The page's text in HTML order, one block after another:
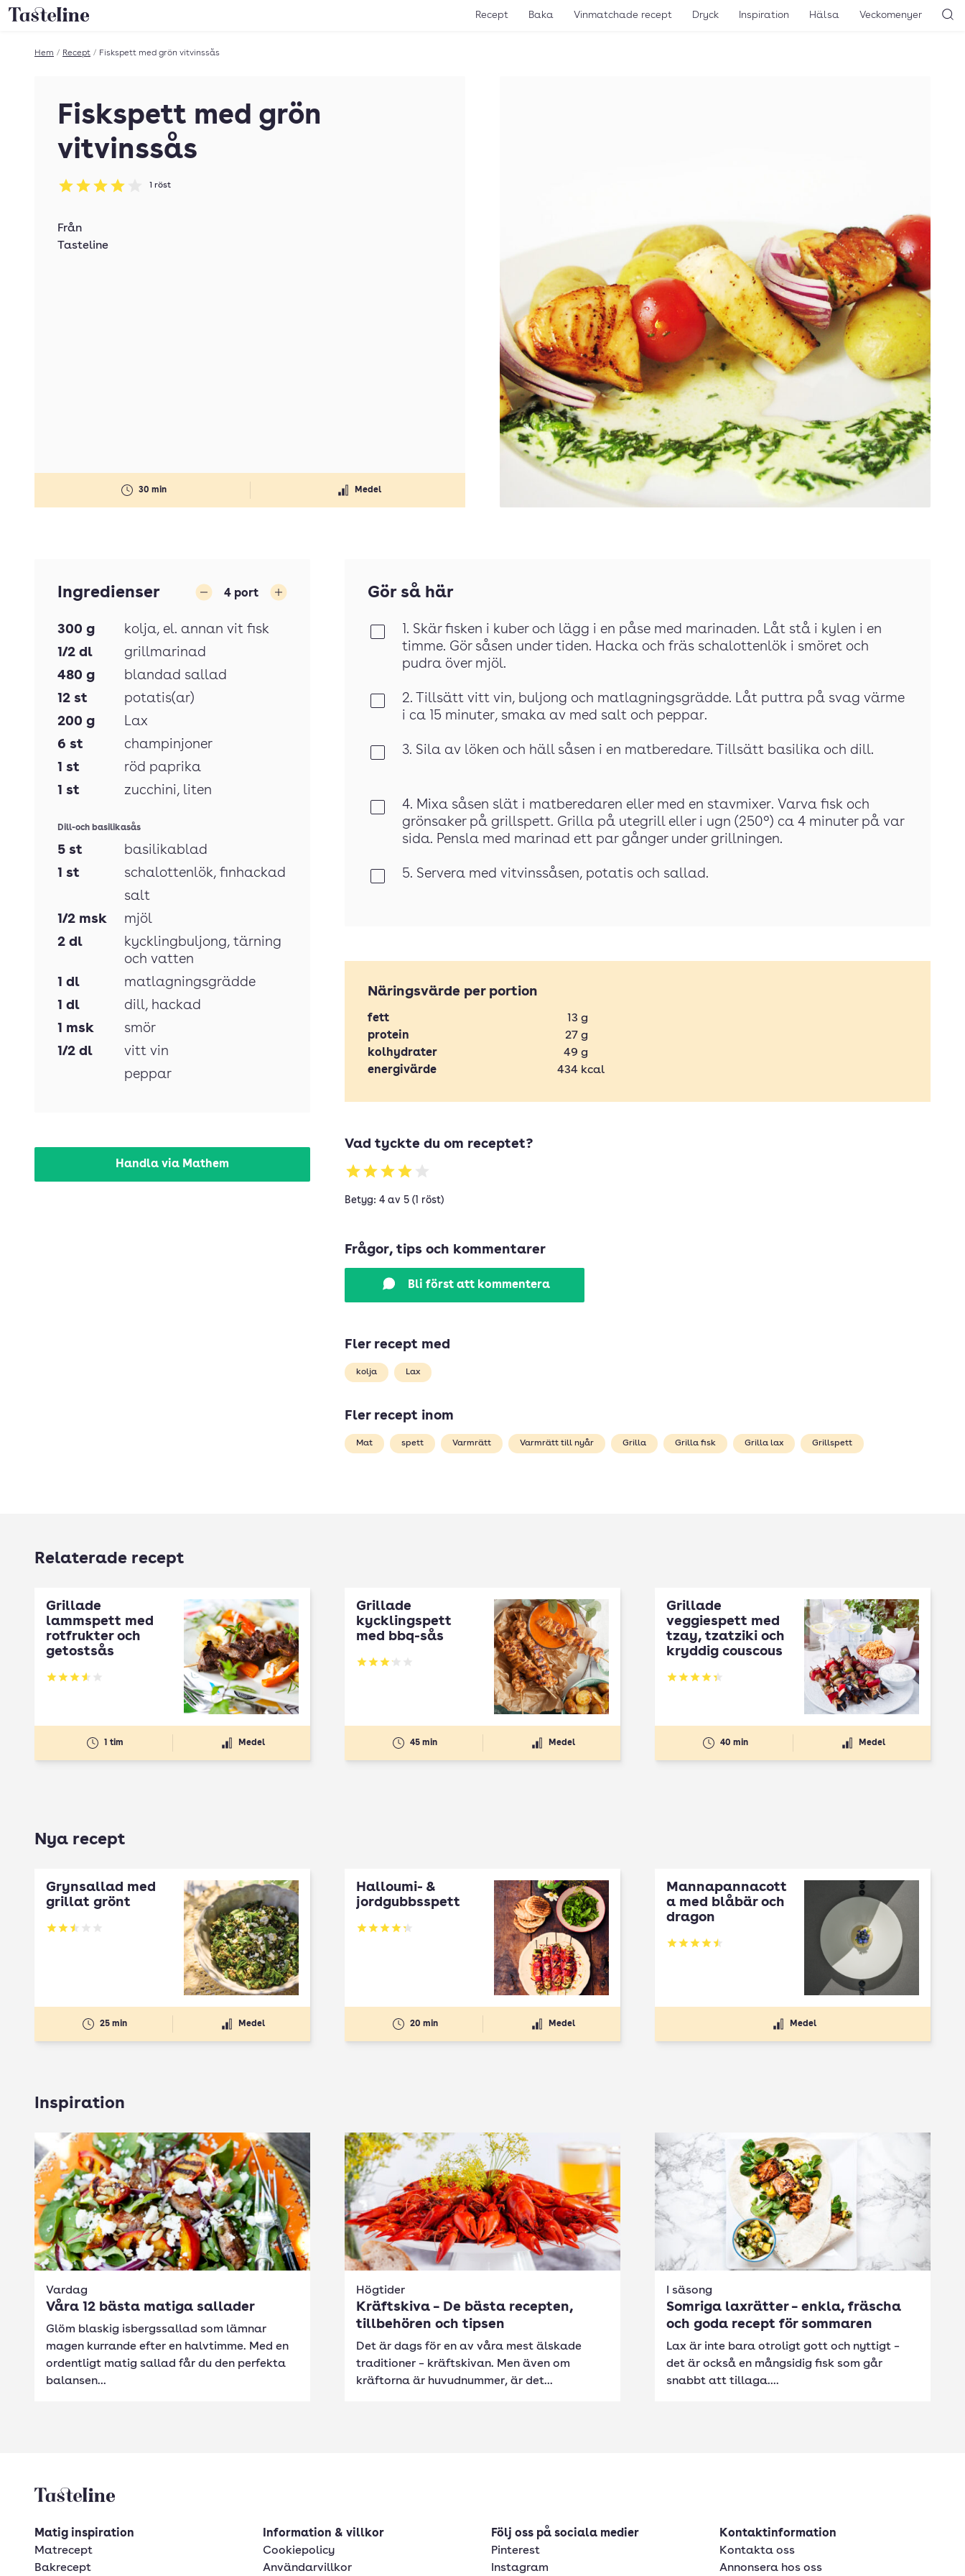
Till Tastelines startsida Recept Baka Vinmatchade recept Dryck Inspiration Hälsa Veckomenyer
Hem / Recept / Fiskspett med grön vitvinssås
Fiskspett med grön
vitvinssås
Betyg: 4 av 5
1 röst
30 min Medel
Från
Tasteline
Ingredienser 4 port
300 g kolja, el. annan vit fisk
1/2 dl
grillmarinad
480 g
blandad sallad
12 st
potatis(ar)
200 g
Lax
6 st
champinjoner
1 st
röd paprika
1 st zucchini, liten
Dill-och basilikasås
5 st
basilikablad
1 st schalottenlök, finhackad
salt
1/2 msk
mjöl
2 dl kycklingbuljong, tärning
och vatten
1 dl
matlagningsgrädde
1 dl dill, hackad
1 msk
smör
1/2 dl
vitt vin
peppar
Handla via Mathem
Gör så här
1. Skär fisken i kuber och lägg i en påse med marinaden. Låt stå i kylen i en
timme. Gör såsen under tiden. Hacka och fräs schalottenlök i smöret och
pudra över mjöl.
2. Tillsätt vitt vin, buljong och matlagningsgrädde. Låt puttra på svag värme
i ca 15 minuter, smaka av med salt och peppar.
3. Sila av löken och häll såsen i en matberedare. Tillsätt basilika och dill.
4. Mixa såsen slät i matberedaren eller med en stavmixer. Varva fisk och
grönsaker på grillspett. Grilla på utegrill eller i ugn (250°) ca 4 minuter på var
sida. Pensla med marinad ett par gånger under grillningen.
5. Servera med vitvinssåsen, potatis och sallad.
Näringsvärde per portion
fett 13 g
protein
27 g
kolhydrater
49 g
energivärde
434 kcal
Vad tyckte du om receptet?
Betyg: 4 av 5 (1 röst)
Frågor, tips och kommentarer
Bli först att kommentera
Fler recept med
kolja Lax
Fler recept inom
Mat spett Varmrätt Varmrätt till nyår Grilla Grilla fisk Grilla lax Grillspett
Relaterade recept
Grillade
lammspett med
rotfrukter och
getostsås
Betyg: 3.57 av 5
1 tim Medel
Grillade
kycklingspett
med bbq-sås
Betyg: 3.09 av 5
45 min Medel
Grillade
veggiespett med
tzay, tzatziki och
kryddig couscous
Betyg: 4.35 av 5
40 min Medel
Nya recept
Grynsallad med
grillat grönt
Betyg: 2.5 av 5
25 min Medel
Halloumi- &
jordgubbsspett
Betyg: 4.3 av 5
20 min Medel
Mannapannacott
a med blåbär och
dragon
Betyg: 4.5 av 5
Medel
Inspiration
Vardag
Våra 12 bästa matiga sallader
Glöm blaskig isbergssallad som lämnar
magen kurrande efter en halvtimme. Med en
ordentligt matig sallad får du den perfekta
balansen...
Högtider
Kräftskiva – De bästa recepten,
tillbehören och tipsen
Det är dags för en av våra mest älskade
traditioner – kräftskivan. Men även om
kräftorna är huvudnummer, är det...
I säsong
Somriga laxrätter – enkla, fräscha
och goda recept för sommaren
Lax är inte bara otroligt gott och nyttigt –
det är också en mångsidig fisk som går
snabbt att tillaga....
Tasteline startsida
Matig inspiration
Matrecept
Bakrecept
Information & villkor
Cookiepolicy
Användarvillkor
Följ oss på sociala medier
Pinterest
Instagram
Kontaktinformation
Kontakta oss
Annonsera hos oss